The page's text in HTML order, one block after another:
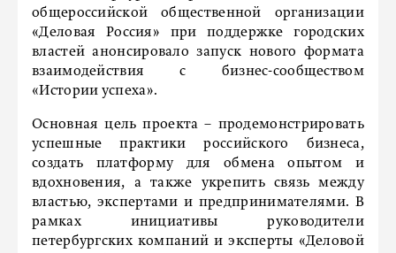
общероссийской общественной организации
«Деловая Россия» при поддержке городских
властей анонсировало запуск нового формата
взаимодействия с бизнес-сообществом
«Истории успеха».
Основная цель проекта – продемонстрировать
успешные практики российского бизнеса,
создать платформу для обмена опытом и
вдохновения, а также укрепить связь между
властью, экспертами и предпринимателями. В
рамках инициативы руководители
петербургских компаний и эксперты «Деловой